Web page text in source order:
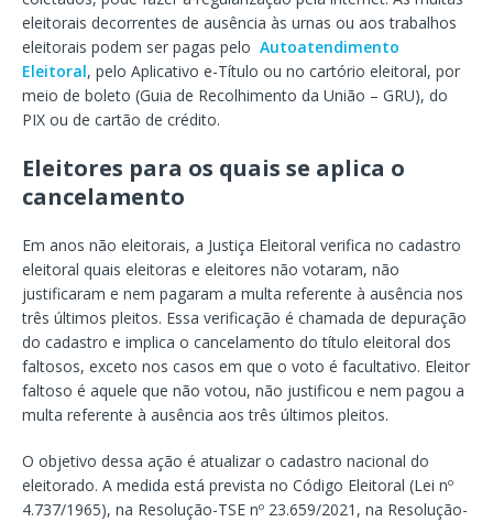
eleitorais decorrentes de ausência às urnas ou aos trabalhos
eleitorais podem ser pagas pelo Autoatendimento
Eleitoral, pelo Aplicativo e-Título ou no cartório eleitoral, por
meio de boleto (Guia de Recolhimento da União – GRU), do
PIX ou de cartão de crédito.
Eleitores para os quais se aplica o
cancelamento
Em anos não eleitorais, a Justiça Eleitoral verifica no cadastro
eleitoral quais eleitoras e eleitores não votaram, não
justificaram e nem pagaram a multa referente à ausência nos
três últimos pleitos. Essa verificação é chamada de depuração
do cadastro e implica o cancelamento do título eleitoral dos
faltosos, exceto nos casos em que o voto é facultativo. Eleitor
faltoso é aquele que não votou, não justificou e nem pagou a
multa referente à ausência aos três últimos pleitos.
O objetivo dessa ação é atualizar o cadastro nacional do
eleitorado. A medida está prevista no Código Eleitoral (Lei nº
4.737/1965), na Resolução-TSE nº 23.659/2021, na Resolução-